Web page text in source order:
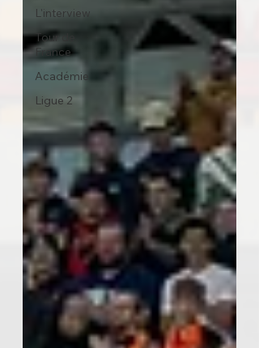
L'interview
Tour de
France
Académie
Ligue 2